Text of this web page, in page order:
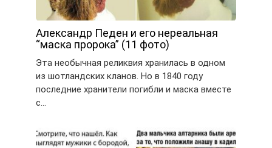
Александр Педен и его нереальная
“маска пророка” (11 фото)
Эта необычная реликвия хранилась в одном
из шотландских кланов. Но в 1840 году
последние хранители погибли и маска вместе
с…